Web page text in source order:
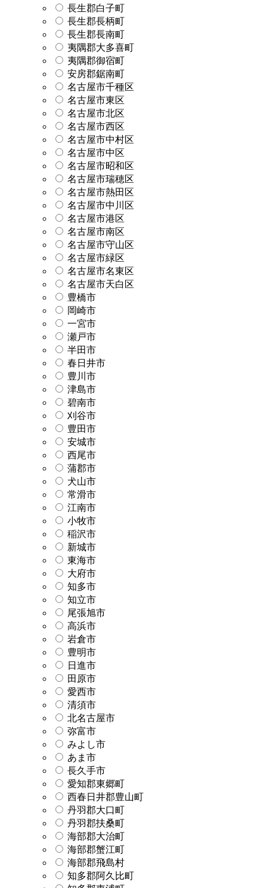
長生郡白子町
長生郡長柄町
長生郡長南町
夷隅郡大多喜町
夷隅郡御宿町
安房郡鋸南町
名古屋市千種区
名古屋市東区
名古屋市北区
名古屋市西区
名古屋市中村区
名古屋市中区
名古屋市昭和区
名古屋市瑞穂区
名古屋市熱田区
名古屋市中川区
名古屋市港区
名古屋市南区
名古屋市守山区
名古屋市緑区
名古屋市名東区
名古屋市天白区
豊橋市
岡崎市
一宮市
瀬戸市
半田市
春日井市
豊川市
津島市
碧南市
刈谷市
豊田市
安城市
西尾市
蒲郡市
犬山市
常滑市
江南市
小牧市
稲沢市
新城市
東海市
大府市
知多市
知立市
尾張旭市
高浜市
岩倉市
豊明市
日進市
田原市
愛西市
清須市
北名古屋市
弥富市
みよし市
あま市
長久手市
愛知郡東郷町
西春日井郡豊山町
丹羽郡大口町
丹羽郡扶桑町
海部郡大治町
海部郡蟹江町
海部郡飛島村
知多郡阿久比町